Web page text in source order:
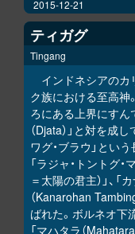
2015-12-21
ティガグ
Tingang
インドネシアのカ
ク族における至高神
ろにある上界にすん
（Djata）」と対を成
ワグ・ブラウ」とい
「ラジャ・トントグ
＝太陽の君主）」、
（Kanarohan
ばれた。ボルネオ下
「マハタラ（